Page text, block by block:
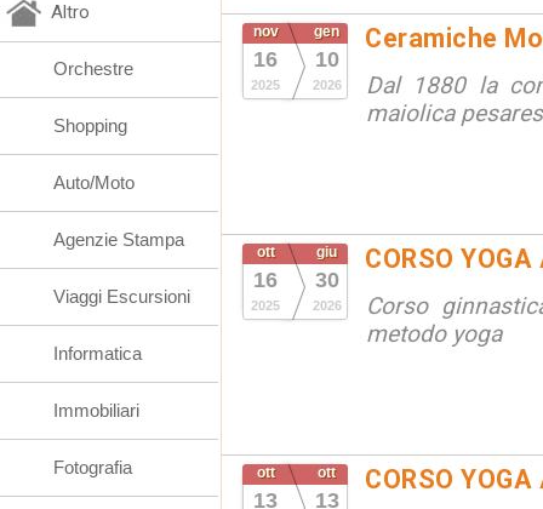
nov
16
2025
gen
10
2026
Ceramiche
Dal 1880 la
maiolica
ott
16
2025
giu
30
2026
CORSO
Corso
metodo yoga
ott
13
ott
13
CORSO
Altro
Orchestre
Shopping
Auto/Moto
Agenzie Stampa
Viaggi Escursioni
Informatica
Immobiliari
Fotografia